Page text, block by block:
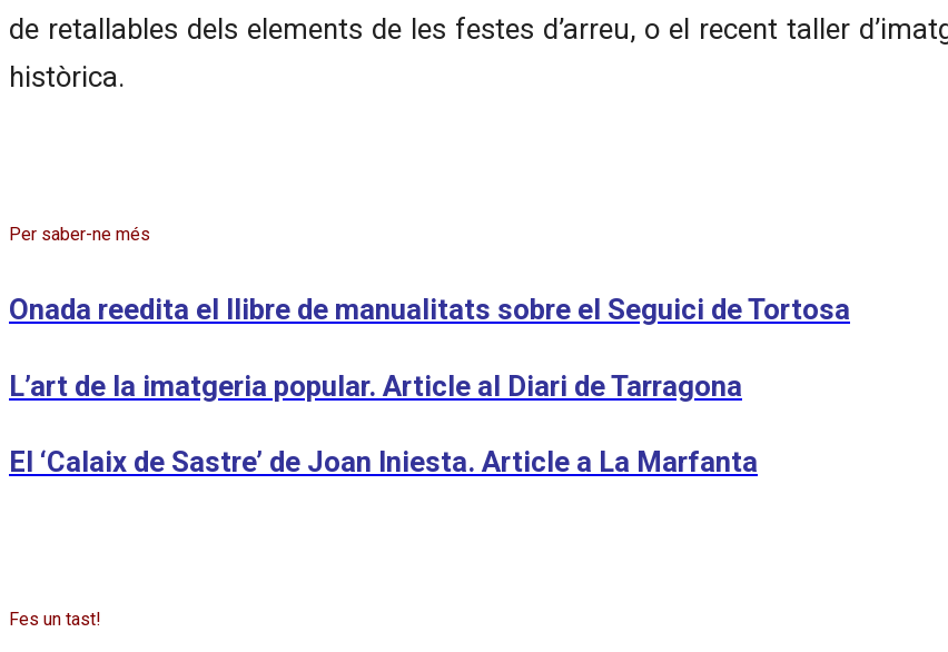
de retallables dels elements de les festes d’arreu, o el recent taller
històrica.
Per saber-ne més
Onada reedita el llibre de manualitats sobre el Seguici de Tortosa
L’art de la imatgeria popular. Article al Diari de Tarragona
El ‘Calaix de Sastre’ de Joan Iniesta. Article a La Marfanta
Fes un tast!